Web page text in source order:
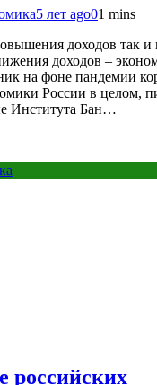
5 лет ago01 mins
доходов так и
доходов –
на фоне пандемии
России в целом,
Института Бан…
российских